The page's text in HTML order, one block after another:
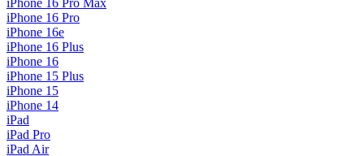
iPhone 16 Pro Max
iPhone 16 Pro
iPhone 16e
iPhone 16 Plus
iPhone 16
iPhone 15 Plus
iPhone 15
iPhone 14
iPad
iPad Pro
iPad Air